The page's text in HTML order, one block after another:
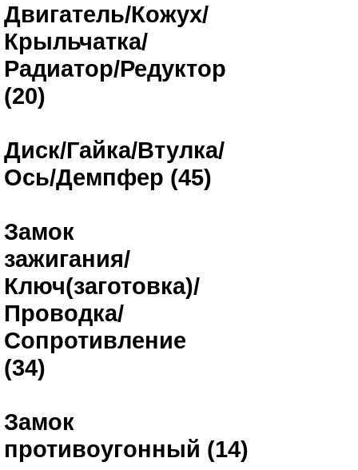
Двигатель/Кожух/
Крыльчатка/
Радиатор/Редуктор
(20)
Диск/Гайка/Втулка/
Ось/Демпфер (45)
Замок
зажигания/
Ключ(заготовка)/
Проводка/
Сопротивление
(34)
Замок
противоугонный (14)